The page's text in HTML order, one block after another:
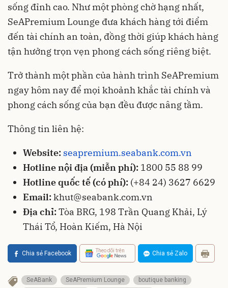
sống đỉnh cao. Như một phòng chờ hạng nhất,
SeAPremium Lounge đưa khách hàng tới điểm
đến tài chính an toàn, đồng thời giúp khách hàng
tận hưởng trọn vẹn phong cách sống riêng biệt.
Trở thành một phần của hành trình SeAPremium
ngay hôm nay để mọi khoảnh khắc tài chính và
phong cách sống của bạn đều được nâng tầm.
Thông tin liên hệ:
Website: seapremium.seabank.com.vn
Hotline nội địa (miễn phí): 1800 55 88 99
Hotline quốc tế (có phí): (+84 24) 3627 6629
Email:khut@seabank.com.vn
Địa chỉ:Tòa BRG, 198 Trần Quang Khải, Lý
Thái Tổ, Hoàn Kiếm, Hà Nội
Chia sẻ Facebook Theo dõi trên Chia sẻ Zalo
SeABank SeAPremium Lounge boutique banking